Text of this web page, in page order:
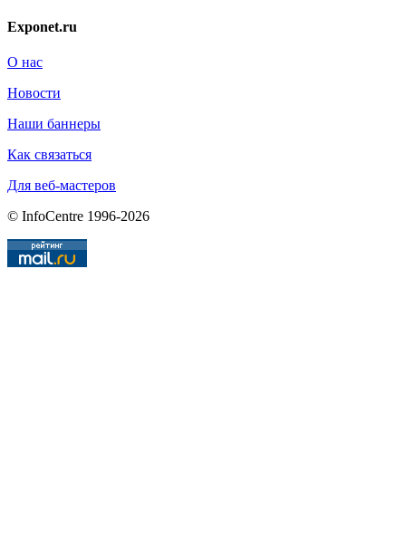
Exponet.ru
О нас
Новости
Наши баннеры
Как связаться
Для веб-мастеров
© InfoCentre 1996-2026